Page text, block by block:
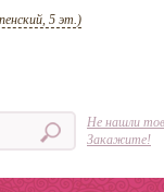
5 эт.)
Не нашли
Закажите!